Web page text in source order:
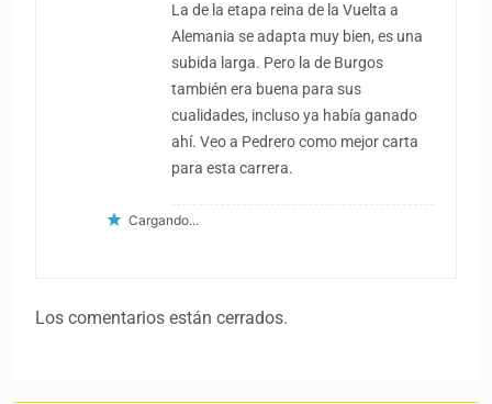
La de la etapa reina de la Vuelta a
Alemania se adapta muy bien, es una
subida larga. Pero la de Burgos
también era buena para sus
cualidades, incluso ya había ganado
ahí. Veo a Pedrero como mejor carta
para esta carrera.
Cargando...
Los comentarios están cerrados.